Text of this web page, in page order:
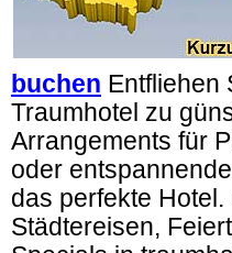
buchen Entfliehen
Traumhotel zu
Arrangements für
oder
das perfekte
Städtereisen,